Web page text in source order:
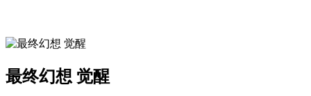
最终幻想 觉醒